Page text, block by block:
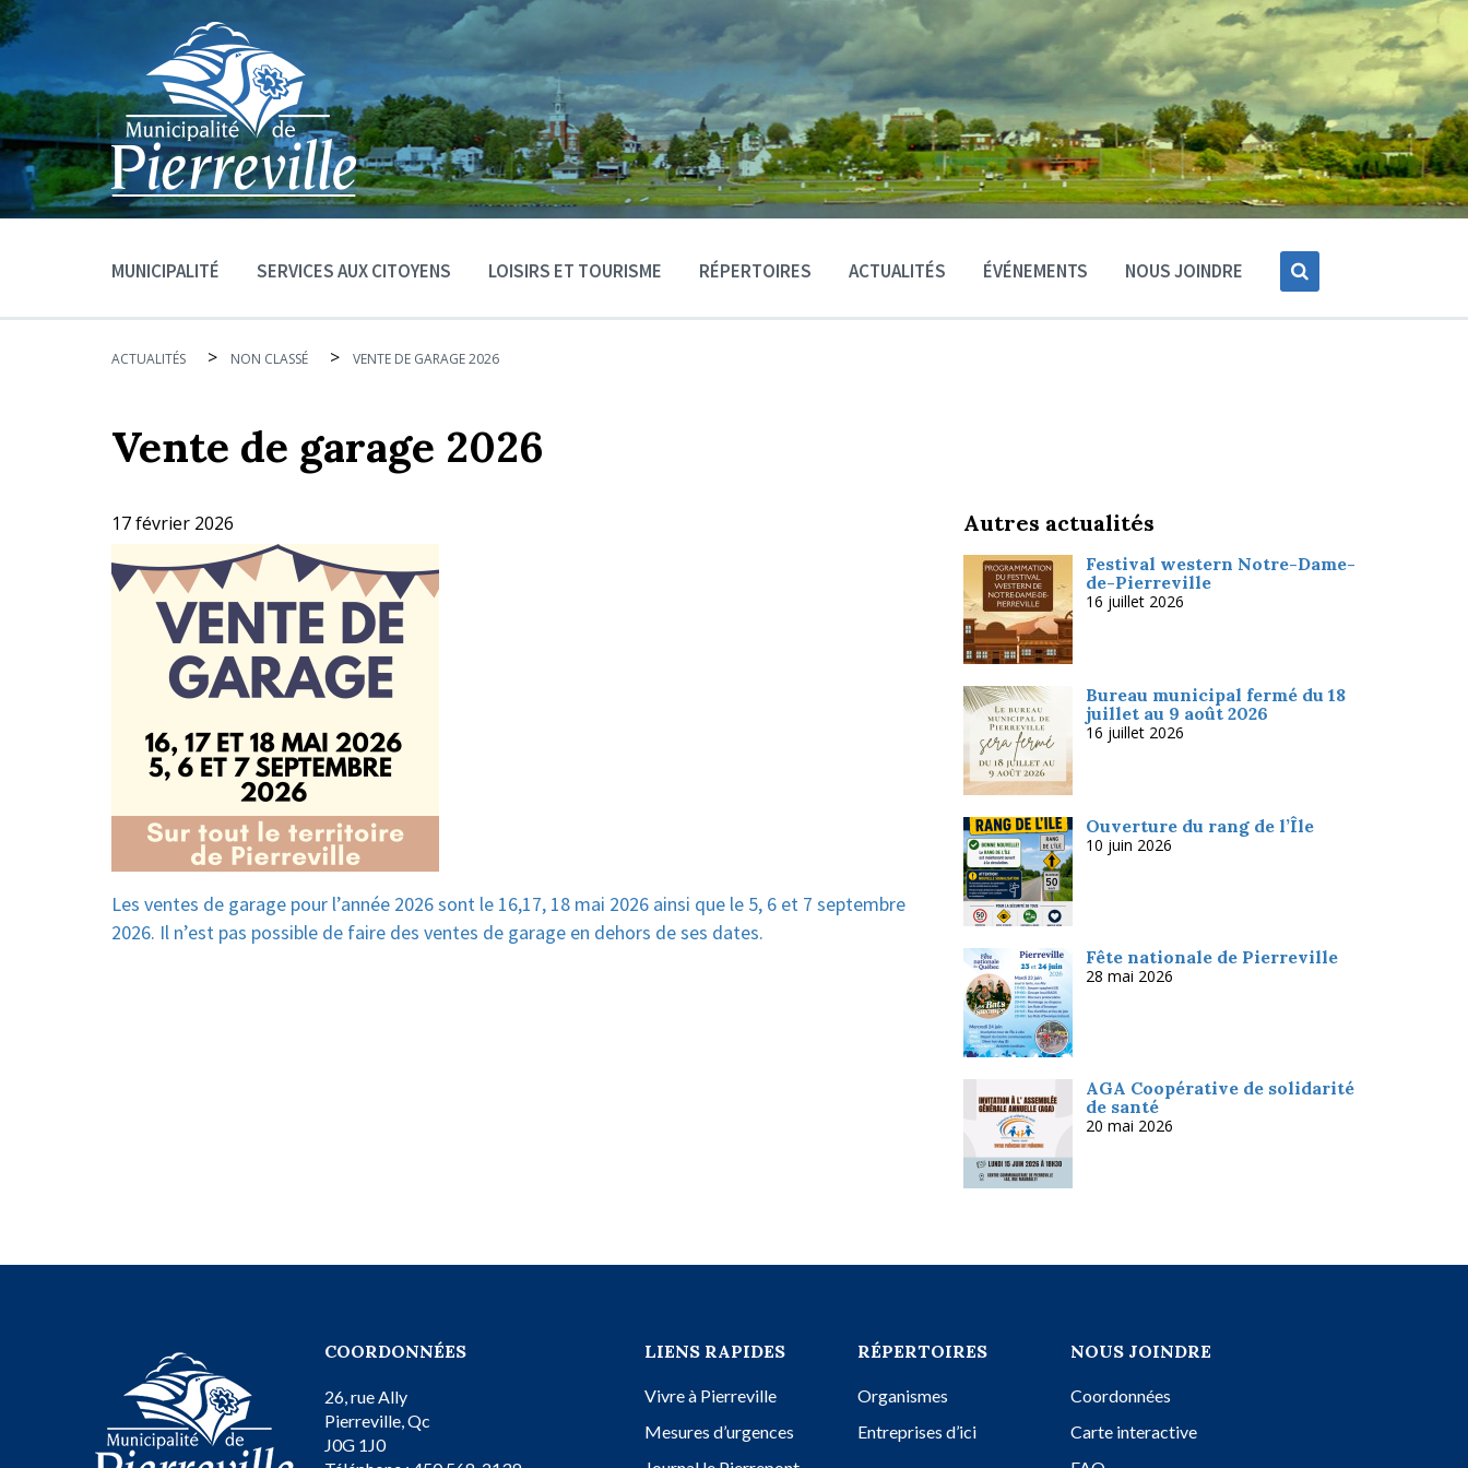
MUNICIPALITÉ SERVICES AUX CITOYENS LOISIRS ET TOURISME RÉPERTOIRES ACTUALITÉS ÉVÉNEMENTS NOUS JOINDRE
ACTUALITÉS > NON CLASSÉ > VENTE DE GARAGE 2026
Vente de garage 2026
17 février 2026
Les ventes de garage pour l’année 2026 sont le 16,17, 18 mai 2026 ainsi que le 5, 6 et 7 septembre
2026. Il n’est pas possible de faire des ventes de garage en dehors de ses dates.
Autres actualités
Festival western Notre-Dame-
de-Pierreville
16 juillet 2026
Bureau municipal fermé du 18
juillet au 9 août 2026
16 juillet 2026
Ouverture du rang de l’Île
10 juin 2026
Fête nationale de Pierreville
28 mai 2026
AGA Coopérative de solidarité
de santé
20 mai 2026
COORDONNÉES
26, rue Ally
Pierreville, Qc
J0G 1J0
LIENS RAPIDES
Vivre à Pierreville
Mesures d’urgences
RÉPERTOIRES
Organismes
Entreprises d’ici
NOUS JOINDRE
Coordonnées
Carte interactive